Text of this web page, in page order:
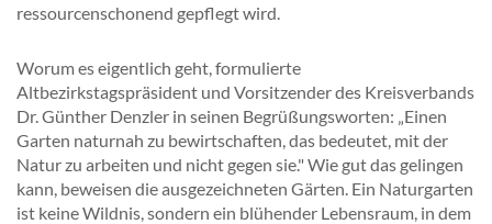
ressourcenschonend gepflegt wird.
Worum es eigentlich geht, formulierte
Altbezirkstagspräsident und Vorsitzender des Kreisverbands
Dr. Günther Denzler in seinen Begrüßungsworten: „Einen
Garten naturnah zu bewirtschaften, das bedeutet, mit der
Natur zu arbeiten und nicht gegen sie." Wie gut das gelingen
kann, beweisen die ausgezeichneten Gärten. Ein Naturgarten
ist keine Wildnis, sondern ein blühender Lebensraum, in dem